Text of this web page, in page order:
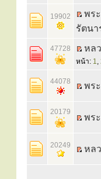
19902
พร
รัตนา
47728 หล
หน้า: 1,
44078 พร
20179
พร
20249 หล